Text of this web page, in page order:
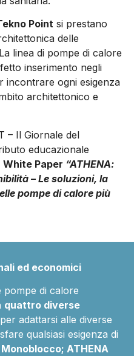
Point si prestano
delle
linea di pompe di calore
inserimento negli
incontrare ogni esigenza
architettonico e
– Il Giornale del
educazionale
White Paper “ATHENA:
– Le soluzioni, la
pompe di calore più
ed economici
pompe di calore
quattro diverse
adattarsi alle diverse
qualsiasi esigenza di
Monoblocco; ATHENA